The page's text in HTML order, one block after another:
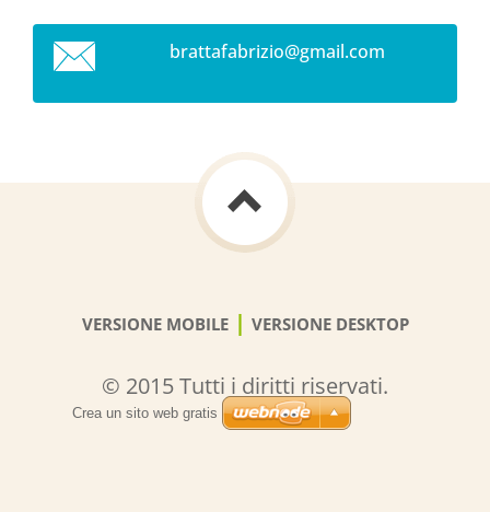
brattafabrizio@gmail.com
VERSIONE MOBILE | VERSIONE DESKTOP
© 2015 Tutti i diritti riservati.
Crea un sito web gratis